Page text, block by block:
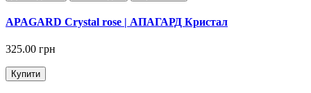
APAGARD Crystal rose | АПАГАРД Кристал
325.00 грн
Купити